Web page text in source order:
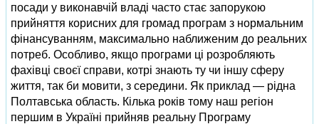
посади у виконавчій владі часто стає запорукою
прийняття корисних для громад програм з нормальним
фінансуванням, максимально наближеним до реальних
потреб. Особливо, якщо програми ці розробляють
фахівці своєї справи, котрі знають ту чи іншу сферу
життя, так би мовити, з середини. Як приклад — рідна
Полтавська область. Кілька років тому наш регіон
першим в Україні прийняв реальну Програму